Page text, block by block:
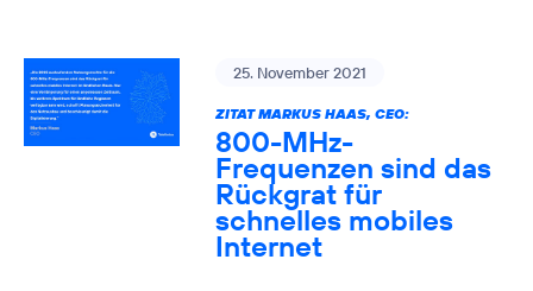
25. November 2021
ZITAT MARKUS HAAS, CEO:
800-MHz-
Frequenzen sind das
Rückgrat für
schnelles mobiles
Internet